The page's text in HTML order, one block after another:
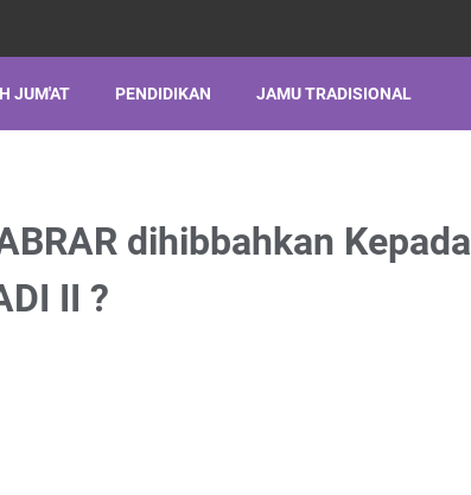
JUM'AT PENDIDIKAN JAMU TRADISIONAL
dihibbahkan Kepada
II ?